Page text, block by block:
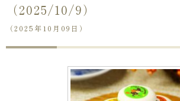
（2025/10/9）
（2025年10月09日）